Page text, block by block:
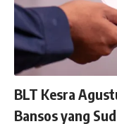
BLT Kesra
Bansos yang